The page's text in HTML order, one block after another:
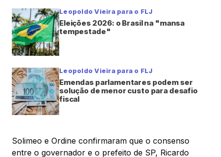
Leopoldo Vieira para o FLJ
Eleições 2026: o Brasil na "mansa
tempestade"
Leopoldo Vieira para o FLJ
Emendas parlamentares podem ser
solução de menor custo para desafio
fiscal
Solimeo e Ordine confirmaram que o consenso
entre o governador e o prefeito de SP, Ricardo